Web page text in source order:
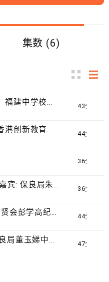
集数 (6)
43分钟
#128 国庆在校园 嘉宾：福建中学校长梁健文博士、中华基督教会蒙黄花沃纪念小学校长郑家宝博士
44分钟
#127 英语运用 嘉宾：香港创新教育协会创办人彭一心
36分钟
36分钟
#125 国教专题硏习 (I) 嘉宾: 保良局朱敬文中学
44分钟
#124 开学心情 嘉宾: 礼贤会彭学高纪念中学 邓文伟校长
47分钟
#123 国民教育 嘉宾:保良局董玉娣中学 刘子聪校长